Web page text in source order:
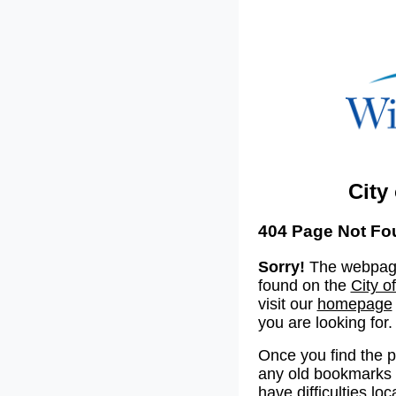
City
404 Page Not
Sorry! The
found on the City
visit our homepage
you are looking for.
Once you find the
any old
have difficulties